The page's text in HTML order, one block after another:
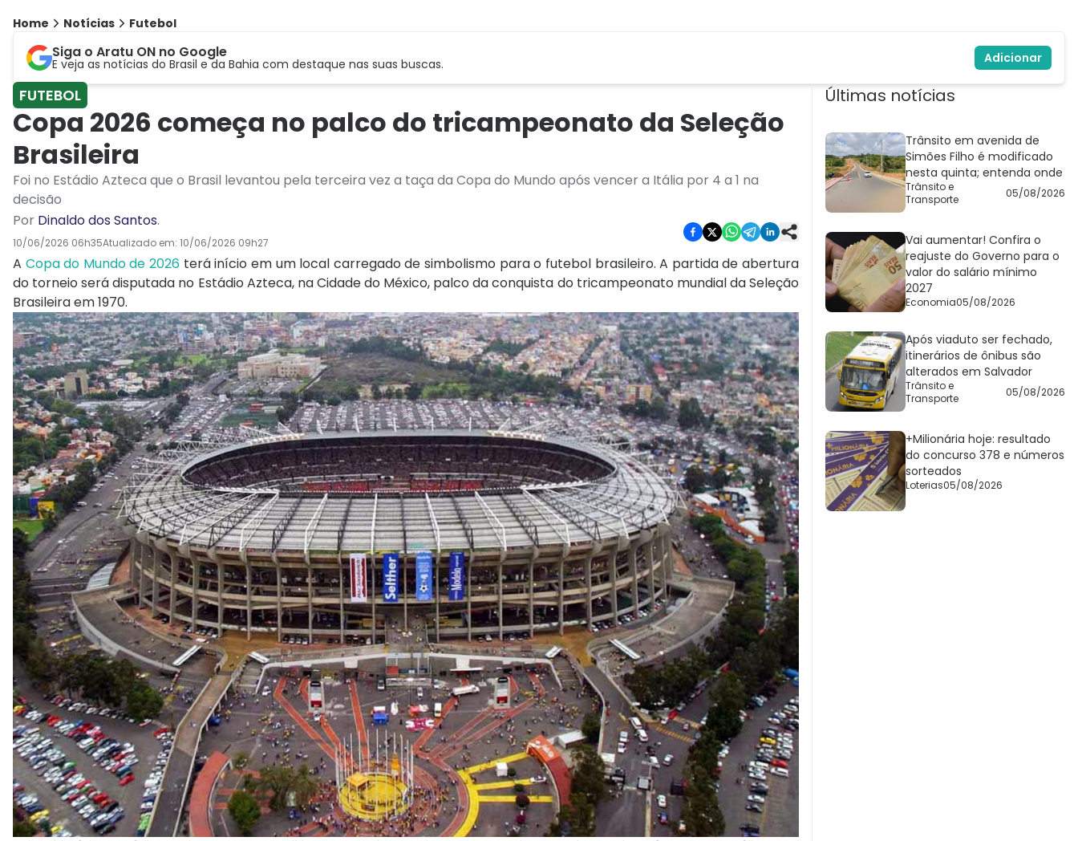
Home Notícias Futebol
Siga o Aratu ON no Google
E veja as notícias do Brasil e da Bahia com destaque nas suas buscas. Adicionar
FUTEBOL
Copa 2026 começa no palco do tricampeonato da Seleção
Brasileira
Foi no Estádio Azteca que o Brasil levantou pela terceira vez a taça da Copa do Mundo após vencer a Itália por 4 a 1 na
decisão
Por Dinaldo dos Santos.
10/06/2026 06h35Atualizado em: 10/06/2026 09h27
A Copa do Mundo de 2026 terá início em um local carregado de simbolismo para o futebol brasileiro. A partida de abertura
do torneio será disputada no Estádio Azteca, na Cidade do México, palco da conquista do tricampeonato mundial da Seleção
Brasileira em 1970.
Últimas notícias
Trânsito em avenida de
Simões Filho é modificado
nesta quinta; entenda onde
Trânsito e
Transporte
05/08/2026
Vai aumentar! Confira o
reajuste do Governo para o
valor do salário mínimo
2027
Economia05/08/2026
Após viaduto ser fechado,
itinerários de ônibus são
alterados em Salvador
Trânsito e
Transporte
05/08/2026
+Milionária hoje: resultado
do concurso 378 e números
sorteados
Loterias05/08/2026